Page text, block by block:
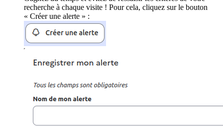
recherche à chaque visite ! Pour cela, cliquez sur le bouton
« Créer une alerte » :